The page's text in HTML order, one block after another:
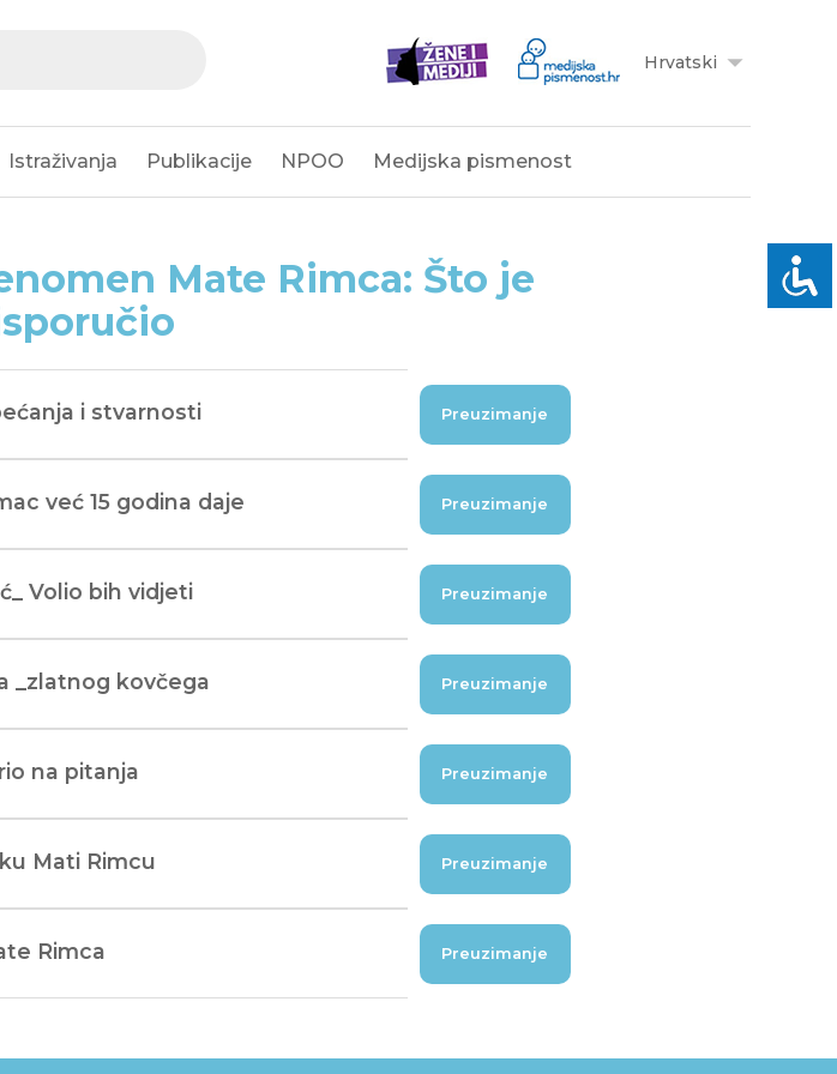
Hrvatski
Istraživanja Publikacije NPOO Medijska pismenost
Mate Rimca: Što je
i stvarnosti Preuzimanje
već 15 godina daje Preuzimanje
Volio bih vidjeti Preuzimanje
_zlatnog kovčega Preuzimanje
na pitanja Preuzimanje
Mati Rimcu Preuzimanje
Rimca Preuzimanje